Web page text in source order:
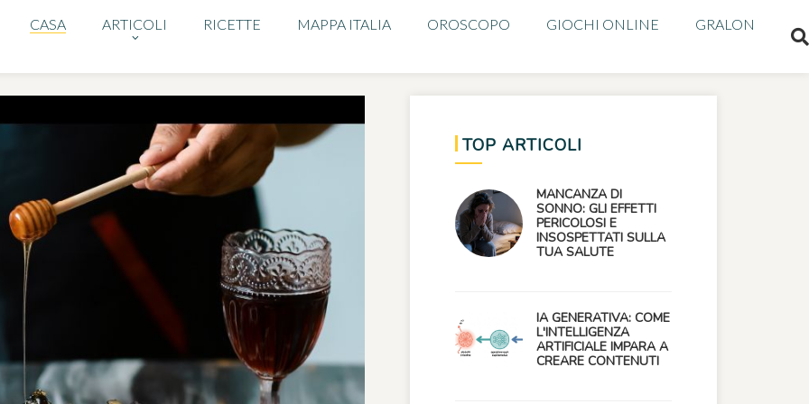
CASA ARTICOLI RICETTE MAPPA ITALIA OROSCOPO GIOCHI ONLINE GRALON
TOP ARTICOLI
MANCANZA DI
SONNO: GLI EFFETTI
PERICOLOSI E
INSOSPETTATI SULLA
TUA SALUTE
IA GENERATIVA: COME
L'INTELLIGENZA
ARTIFICIALE IMPARA A
CREARE CONTENUTI